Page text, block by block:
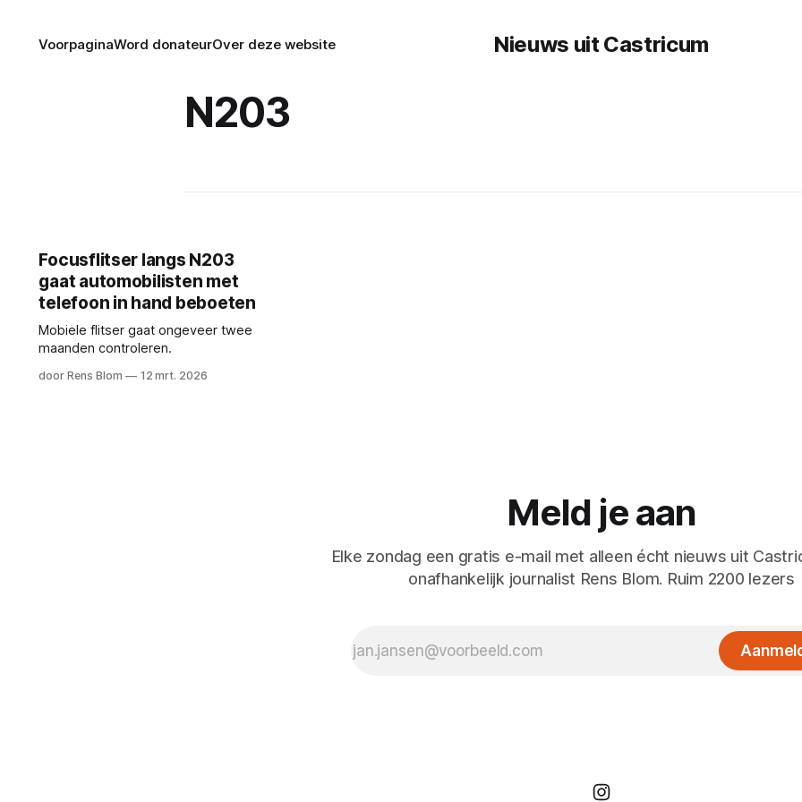
Nieuws uit Castricum
VoorpaginaWord donateurOver deze website
N203
Focusflitser langs N203
gaat automobilisten met
telefoon in hand beboeten
Mobiele flitser gaat ongeveer twee
maanden controleren.
door Rens Blom 12 mrt. 2026
Meld je aan
Elke zondag een gratis e-mail met alleen écht nieuws uit
onafhankelijk journalist Rens Blom. Ruim 2200 lezers